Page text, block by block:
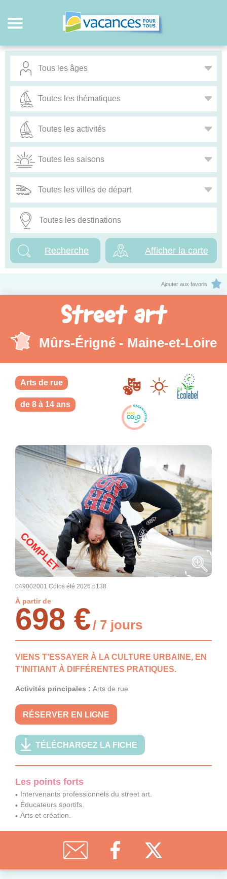
Afficher la carte
Ajouter aux favoris
Street art
Mûrs-Érigné - Maine-et-Loire
Arts de rue
de 8 à 14 ans
COMPLET
049002001 Colos été 2026 p138
À partir de
698 €/ 7 jours
VIENS T’ESSAYER À LA CULTURE URBAINE, EN
T’INITIANT À DIFFÉRENTES PRATIQUES.
Activités principales : Arts de rue
RÉSERVER EN LIGNE
TÉLÉCHARGEZ LA FICHE
Les points forts
Intervenants professionnels du street art.
Éducateurs sportifs.
Arts et création.